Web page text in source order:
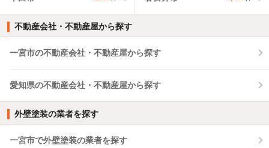
不動産会社・不動産屋から探す
一宮市の不動産会社・不動産屋から探す
愛知県の不動産会社・不動産屋から探す
外壁塗装の業者を探す
一宮市で外壁塗装の業者を探す